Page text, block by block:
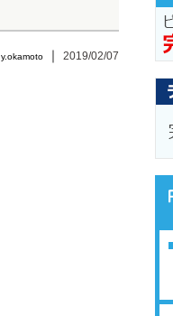
y.okamoto ｜ 2019/02/07